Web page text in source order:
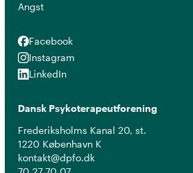
Angst
Facebook
Facebook
Instagram
Instagram
LinkedIn
LinkedIn
Dansk Psykoterapeutforening
Frederiksholms Kanal 20, st.
1220 København K
kontakt@dpfo.dk